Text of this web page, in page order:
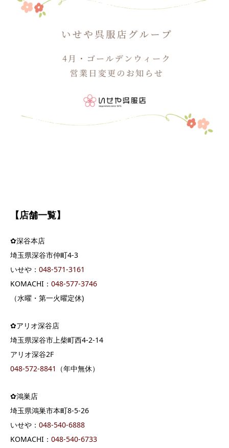
【店舗一覧】
✿深谷本店
埼玉県深谷市仲町4-3
いせや： 048-571-3161
KOMACHI： 048-577-3746
（水曜・第一火曜定休)
✿アリオ深谷店
埼玉県深谷市上柴町西4-2-14
アリオ深谷2F
048-572-8841
（年中無休）
✿鴻巣店
埼玉県鴻巣市本町8-5-26
いせや： 048-540-6888
KOMACHI： 048-540-6733